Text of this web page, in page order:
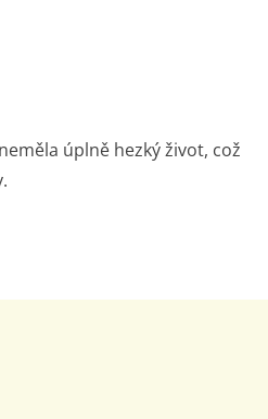
úplně hezký život, což